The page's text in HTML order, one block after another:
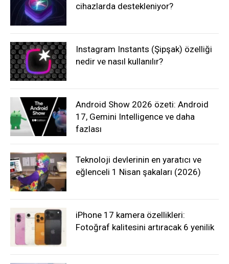
cihazlarda destekleniyor?
Instagram Instants (Şipşak) özelliği
nedir ve nasıl kullanılır?
Android Show 2026 özeti: Android
17, Gemini Intelligence ve daha
fazlası
Teknoloji devlerinin en yaratıcı ve
eğlenceli 1 Nisan şakaları (2026)
iPhone 17 kamera özellikleri:
Fotoğraf kalitesini artıracak 6 yenilik